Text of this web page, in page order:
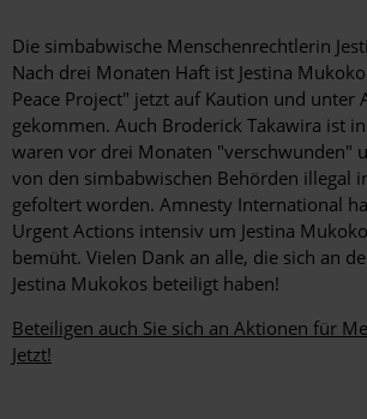
Die simbabwische Menschenrechtlerin
Nach drei Monaten Haft ist Jestina
Peace Project" jetzt auf Kaution und unter
gekommen. Auch Broderick Takawira ist
waren vor drei Monaten "verschwunden"
von den simbabwischen Behörden illegal
gefoltert worden. Amnesty International
Urgent Actions intensiv um Jestina
bemüht. Vielen Dank an alle, die sich an
Jestina Mukokos beteiligt haben!
Beteiligen auch Sie sich an Aktionen für
Jetzt!